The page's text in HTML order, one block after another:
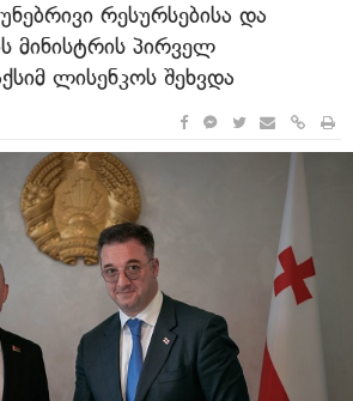
რესურსებისა და
მინისტრის პირველ
ლისენკოს შეხვდა